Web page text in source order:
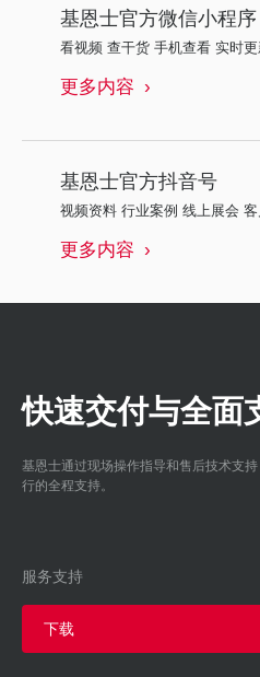
基恩士官方微信小程序
看视频 查干货 手机查看 实时
更多内容
基恩士官方抖音号
视频资料 行业案例 线上展会
更多内容
快速交付与全面
基恩士通过现场操作指导和售后技术支
行的全程支持。
服务支持
下载